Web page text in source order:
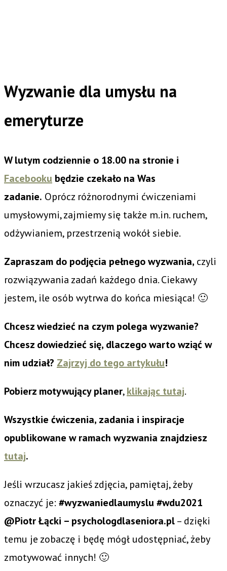
Wyzwanie dla umysłu na
emeryturze
W lutym codziennie o 18.00 na stronie i
Facebooku będzie czekało na Was
zadanie. Oprócz różnorodnymi ćwiczeniami
umysłowymi, zajmiemy się także m.in. ruchem,
odżywianiem, przestrzenią wokół siebie.
Zapraszam do podjęcia pełnego wyzwania, czyli
rozwiązywania zadań każdego dnia. Ciekawy
jestem, ile osób wytrwa do końca miesiąca! 🙂
Chcesz wiedzieć na czym polega wyzwanie?
Chcesz dowiedzieć się, dlaczego warto wziąć w
nim udział? Zajrzyj do tego artykułu!
Pobierz motywujący planer,klikając tutaj.
Wszystkie ćwiczenia, zadania i inspiracje
opublikowane w ramach wyzwania znajdziesz
tutaj.
Jeśli wrzucasz jakieś zdjęcia, pamiętaj, żeby
oznaczyć je: #wyzwaniedlaumyslu #wdu2021
@Piotr Łącki – psychologdlaseniora.pl– dzięki
temu je zobaczę i będę mógł udostępniać, żeby
zmotywować innych! 🙂